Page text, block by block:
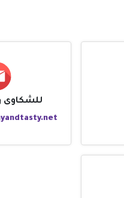
للشكاوى